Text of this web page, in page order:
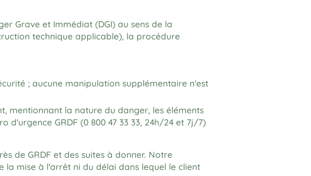
Grave et Immédiat (DGI) au sens de la
technique applicable), la procédure
; aucune manipulation supplémentaire n'est
mentionnant la nature du danger, les éléments
d'urgence GRDF (0 800 47 33 33, 24h/24 et 7j/7)
de GRDF et des suites à donner. Notre
la mise à l'arrêt ni du délai dans lequel le client